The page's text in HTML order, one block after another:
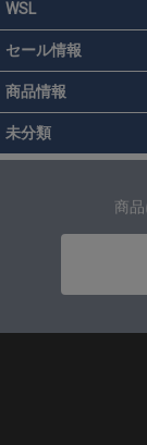
WSL
セール情報
商品情報
未分類
商